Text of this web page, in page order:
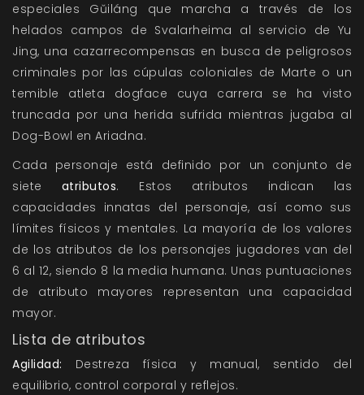
especiales Gŭiláng que marcha a través de los
helados campos de Svalarheima al servicio de Yu
Jing, una cazarrecompensas en busca de peligrosos
criminales por las cúpulas coloniales de Marte o un
temible atleta dogface cuya carrera se ha visto
truncada por una herida sufrida mientras jugaba al
Dog-Bowl en Ariadna.
Cada personaje está definido por un conjunto de
siete atributos. Estos atributos indican las
capacidades innatas del personaje, así como sus
límites físicos y mentales. La mayoría de los valores
de los atributos de los personajes jugadores van del
6 al 12, siendo 8 la media humana. Unas puntuaciones
de atributo mayores representan una capacidad
mayor.
Lista de atributos
Agilidad: Destreza física y manual, sentido del
equilibrio, control corporal y reflejos.